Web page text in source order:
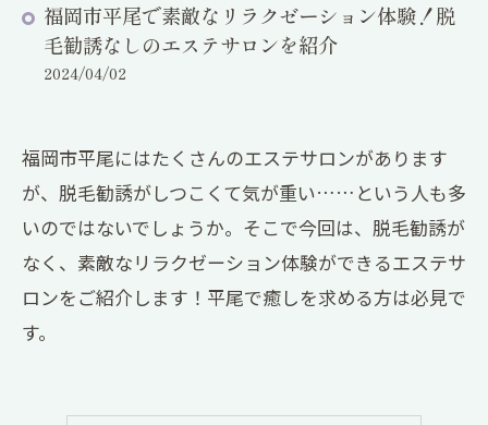
福岡市平尾で素敵なリラクゼーション体験！脱
毛勧誘なしのエステサロンを紹介
2024/04/02
福岡市平尾にはたくさんのエステサロンがあります
が、脱毛勧誘がしつこくて気が重い……という人も多
いのではないでしょうか。そこで今回は、脱毛勧誘が
なく、素敵なリラクゼーション体験ができるエステサ
ロンをご紹介します！平尾で癒しを求める方は必見で
す。